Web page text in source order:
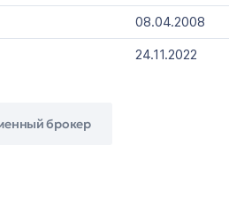
08.04.2008
24.11.2022
брокер